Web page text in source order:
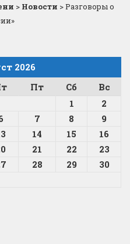
> Новости >Разговоры о
2026
Пт Сб
Вс
1
2
7 8
9
14 15
16
21 22
23
28 29
30